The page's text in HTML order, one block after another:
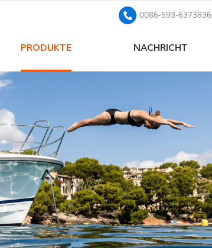
0086-593-6373836
PRODUKTE NACHRICHT